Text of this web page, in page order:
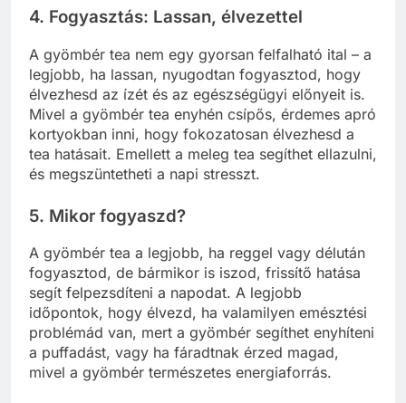
4. Fogyasztás: Lassan, élvezettel
A gyömbér tea nem egy gyorsan felfalható ital – a
legjobb, ha lassan, nyugodtan fogyasztod, hogy
élvezhesd az ízét és az egészségügyi előnyeit is.
Mivel a gyömbér tea enyhén csípős, érdemes apró
kortyokban inni, hogy fokozatosan élvezhesd a
tea hatásait. Emellett a meleg tea segíthet ellazulni,
és megszüntetheti a napi stresszt.
5. Mikor fogyaszd?
A gyömbér tea a legjobb, ha reggel vagy délután
fogyasztod, de bármikor is iszod, frissítő hatása
segít felpezsdíteni a napodat. A legjobb
időpontok, hogy élvezd, ha valamilyen emésztési
problémád van, mert a gyömbér segíthet enyhíteni
a puffadást, vagy ha fáradtnak érzed magad,
mivel a gyömbér természetes energiaforrás.